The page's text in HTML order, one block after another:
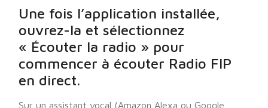
Une fois l’application installée,
ouvrez-la et sélectionnez
« Écouter la radio » pour
commencer à écouter Radio FIP
en direct.
Sur un assistant vocal (Amazon Alexa ou Google